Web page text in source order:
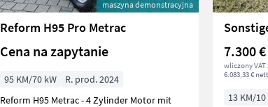
maszyna demonstracyjna
Reform H95 Pro Metrac
Cena na zapytanie
95 KM/70 kW
R. prod. 2024
Reform H95 Metrac - 4 Zylinder Motor mit
7.300 €
wliczony VAT
6.083,33 €
13 KM/10